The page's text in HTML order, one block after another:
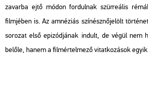
zavarba ejtő módon fordulnak szürreális
filmjében is. Az amnéziás színésznőjelölt
sorozat első epizódjának indult, de végül nem
belőle, hanem a filmértelmező vitatkozások